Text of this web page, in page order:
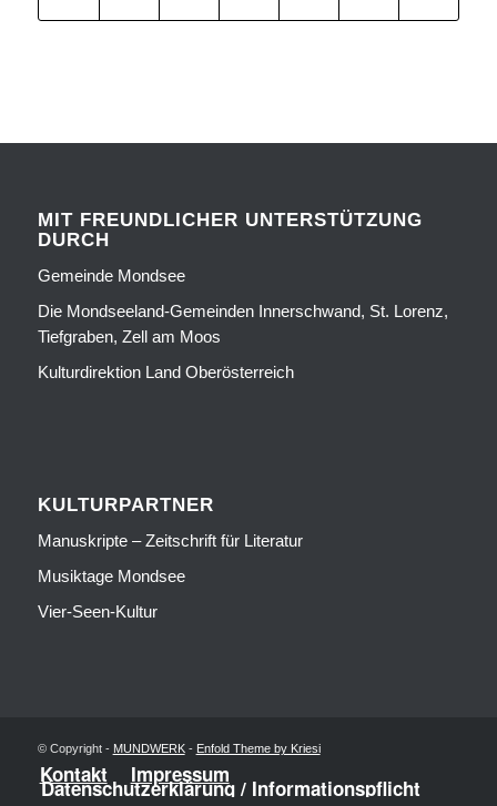
MIT FREUNDLICHER UNTERSTÜTZUNG
DURCH
Gemeinde Mondsee
Die Mondseeland-Gemeinden Innerschwand, St. Lorenz,
Tiefgraben, Zell am Moos
Kulturdirektion Land Oberösterreich
KULTURPARTNER
Manuskripte – Zeitschrift für Literatur
Musiktage Mondsee
Vier-Seen-Kultur
© Copyright - MUNDWERK- Enfold Theme by Kriesi
Kontakt Impressum
Datenschutzerklärung / Informationspflicht